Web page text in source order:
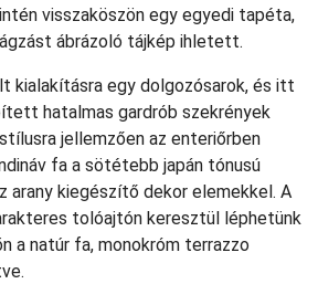
visszaköszön egy egyedi tapéta,
ábrázoló tájkép ihletett.
kialakításra egy dolgozósarok, és itt
hatalmas gardrób szekrények
jellemzően az enteriőrben
fa a sötétebb japán tónusú
arany kiegészítő dekor elemekkel. A
tolóajtón keresztül léphetünk
a natúr fa, monokróm terrazzo